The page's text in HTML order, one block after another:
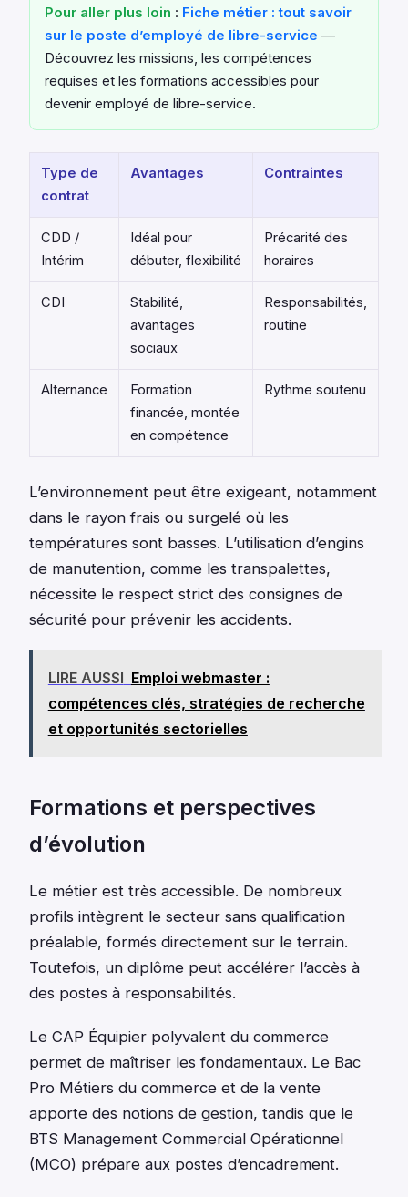
Pour aller plus loin : Fiche métier : tout savoir
sur le poste d’employé de libre-service —
Découvrez les missions, les compétences
requises et les formations accessibles pour
devenir employé de libre-service.
Type de
contrat
Avantages Contraintes
CDD /
Intérim
Idéal pour
débuter, flexibilité
Précarité des
horaires
CDI
Stabilité,
avantages
sociaux
Responsabilités,
routine
Alternance
Formation
financée, montée
en compétence
Rythme soutenu
L’environnement peut être exigeant, notamment
dans le rayon frais ou surgelé où les
températures sont basses. L’utilisation d’engins
de manutention, comme les transpalettes,
nécessite le respect strict des consignes de
sécurité pour prévenir les accidents.
LIRE AUSSI Emploi webmaster :
compétences clés, stratégies de recherche
et opportunités sectorielles
Formations et perspectives
d’évolution
Le métier est très accessible. De nombreux
profils intègrent le secteur sans qualification
préalable, formés directement sur le terrain.
Toutefois, un diplôme peut accélérer l’accès à
des postes à responsabilités.
Le CAP Équipier polyvalent du commerce
permet de maîtriser les fondamentaux. Le Bac
Pro Métiers du commerce et de la vente
apporte des notions de gestion, tandis que le
BTS Management Commercial Opérationnel
(MCO) prépare aux postes d’encadrement.